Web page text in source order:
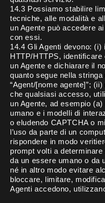
14.3 Possiamo stabilire
tecniche, alle modalità e
un Agente può accedere
con essi.
14.4 Gli Agenti devono:
HTTP/HTTPS,
un Agente e dichiarare il
quanto segue nella
“Agent/[nome agente]”;
che qualsiasi accesso,
un Agente, ad esempio
umano e i modelli di
o eludendo CAPTCHA o
l’uso da parte di un
rispondere in modo
prompt volti a
da un essere umano o da
né in altro modo evitare
bloccare, limitare,
Agenti accedono,